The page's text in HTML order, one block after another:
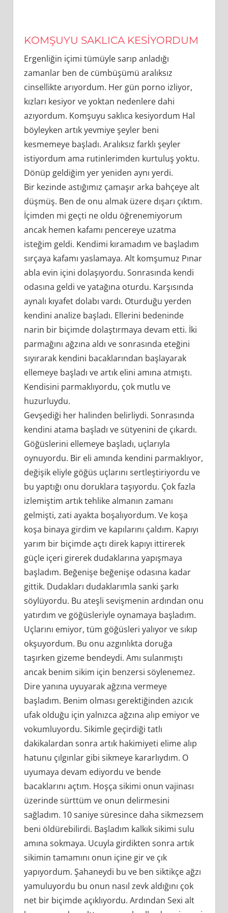
KOMŞUYU SAKLICA KESİYORDUM
Ergenliğin içimi tümüyle sarıp anladığı
zamanlar ben de cümbüşümü aralıksız
cinsellikte arıyordum. Her gün porno izliyor,
kızları kesiyor ve yoktan nedenlere dahi
azıyordum. Komşuyu saklıca kesiyordum Hal
böyleyken artık yevmiye şeyler beni
kesmemeye başladı. Aralıksız farklı şeyler
istiyordum ama rutinlerimden kurtuluş yoktu.
Dönüp geldiğim yer yeniden aynı yerdi.
Bir kezinde astığımız çamaşır arka bahçeye alt
düşmüş. Ben de onu almak üzere dışarı çıktım.
İçimden mi geçti ne oldu öğrenemiyorum
ancak hemen kafamı pencereye uzatma
isteğim geldi. Kendimi kıramadım ve başladım
sırçaya kafamı yaslamaya. Alt komşumuz Pınar
abla evin içini dolaşıyordu. Sonrasında kendi
odasına geldi ve yatağına oturdu. Karşısında
aynalı kıyafet dolabı vardı. Oturduğu yerden
kendini analize başladı. Ellerini bedeninde
narin bir biçimde dolaştırmaya devam etti. İki
parmağını ağzına aldı ve sonrasında eteğini
sıyırarak kendini bacaklarından başlayarak
ellemeye başladı ve artık elini amına atmıştı.
Kendisini parmaklıyordu, çok mutlu ve
huzurluydu.
Gevşediği her halinden belirliydi. Sonrasında
kendini atama başladı ve sütyenini de çıkardı.
Göğüslerini ellemeye başladı, uçlarıyla
oynuyordu. Bir eli amında kendini parmaklıyor,
değişik eliyle göğüs uçlarını sertleştiriyordu ve
bu yaptığı onu doruklara taşıyordu. Çok fazla
izlemiştim artık tehlike almanın zamanı
gelmişti, zati ayakta boşalıyordum. Ve koşa
koşa binaya girdim ve kapılarını çaldım. Kapıyı
yarım bir biçimde açtı direk kapıyı ittirerek
güçle içeri girerek dudaklarına yapışmaya
başladım. Beğenişe beğenişe odasına kadar
gittik. Dudakları dudaklarımla sanki şarkı
söylüyordu. Bu ateşli sevişmenin ardından onu
yatırdım ve göğüsleriyle oynamaya başladım.
Uçlarını emiyor, tüm göğüsleri yalıyor ve sıkıp
okşuyordum. Bu onu azgınlıkta doruğa
taşırken gizeme bendeydi. Amı sulanmıştı
ancak benim sikim için benzersi söylenemez.
Dire yanına uyuyarak ağzına vermeye
başladım. Benim olması gerektiğinden azıcık
ufak olduğu için yalnızca ağzına alıp emiyor ve
vokumluyordu. Sikimle geçirdiği tatlı
dakikalardan sonra artık hakimiyeti elime alıp
hatunu çılgınlar gibi sikmeye kararlıydım. O
uyumaya devam ediyordu ve bende
bacaklarını açtım. Hoşça sikimi onun vajinası
üzerinde sürttüm ve onun delirmesini
sağladım. 10 saniye süresince daha sikmezsem
beni öldürebilirdi. Başladım kalkık sikimi sulu
amına sokmaya. Ucuyla girdikten sonra artık
sikimin tamamını onun içine gir ve çık
yapıyordum. Şahaneydi bu ve ben siktikçe ağzı
yamuluyordu bu onun nasıl zevk aldığını çok
net bir biçimde açıklıyordu. Ardından Sexi alt